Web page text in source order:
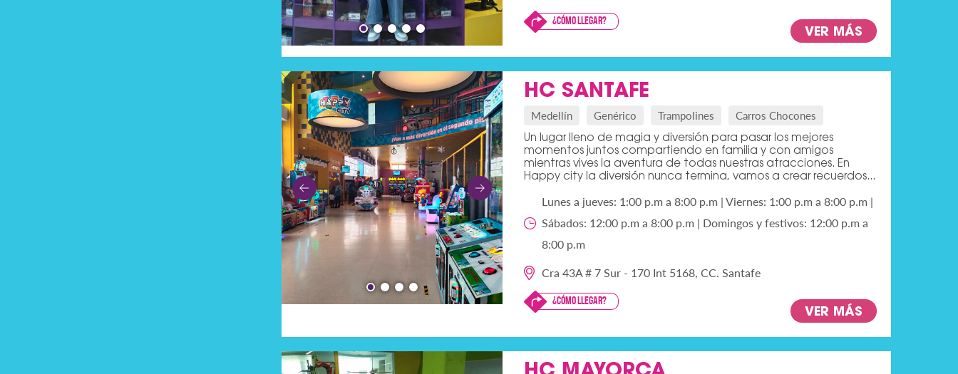
¿Cómo llegar?
VER MÁS
HC SANTAFE
Medellín Genérico Trampolines Carros Chocones
Un lugar lleno de magia y diversión para pasar los mejores
momentos juntos compartiendo en familia y con amigos
mientras vives la aventura de todas nuestras atracciones. En
Happy city la diversión nunca termina, vamos a crear recuerdos...
Lunes a jueves: 1:00 p.m a 8:00 p.m | Viernes: 1:00 p.m a 8:00 p.m |
Sábados: 12:00 p.m a 8:00 p.m | Domingos y festivos: 12:00 p.m a
8:00 p.m
Cra 43A # 7 Sur - 170 Int 5168, CC. Santafe
¿Cómo llegar?
VER MÁS